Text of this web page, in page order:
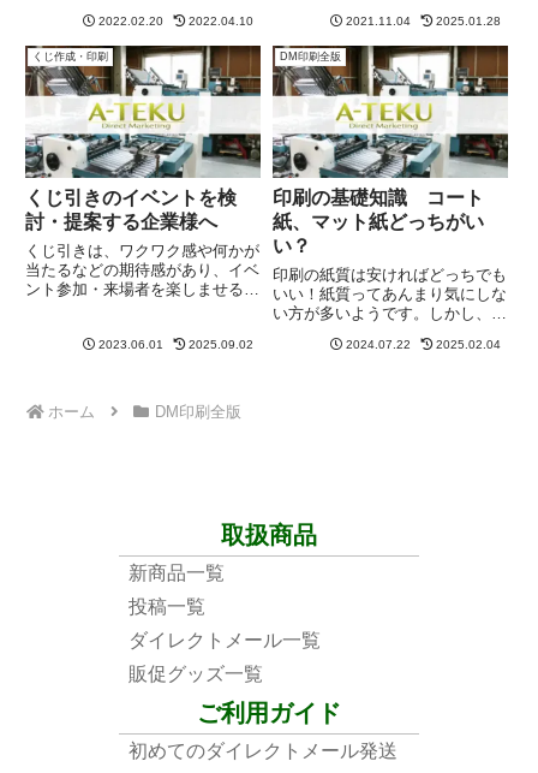
クトメール各種のサイズと重量に
ついてダイレクトメールには、サ
イズ及び重量の制限がありま
す。...
2022.02.20 2022.04.10
トを盛り上げます。コロナ禍の抽
選くじ印刷の進め方をご紹介。
2021.11.04 2025.01.28
くじ作成・印刷
くじ引きのイベントを検
討・提案する企業様へ
くじ引きは、ワクワク感や何かが
当たるなどの期待感があり、イベ
ント参加・来場者を楽しませる必
が『ある』と『ない』では集客数
上...
2023.06.01 2025.09.02
DM印刷全版
印刷の基礎知識 コート
紙、マット紙どっちがい
い？
印刷の紙質は安ければどっちでも
いい！紙質ってあんまり気にしな
い方が多いようです。しかし、気
識のお勉強。販売用ノベルティや
2024.07.22 2025.02.04
ホーム DM印刷全版
取扱商品
新商品一覧
投稿一覧
ダイレクトメール一覧
販促グッズ一覧
ご利用ガイド
初めてのダイレクトメール発送